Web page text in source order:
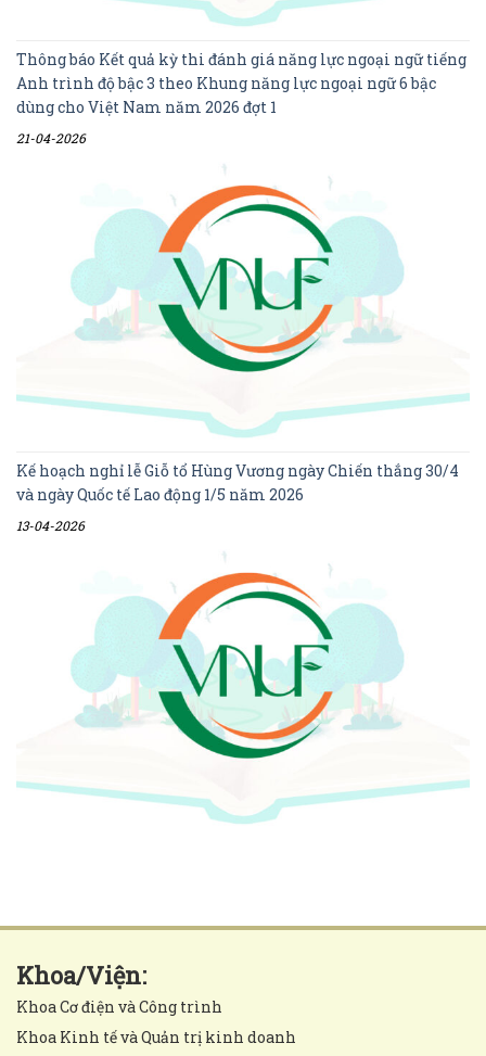
Thông báo Kết quả kỳ thi đánh giá năng lực ngoại ngữ tiếng
Anh trình độ bậc 3 theo Khung năng lực ngoại ngữ 6 bậc
dùng cho Việt Nam năm 2026 đợt 1
21-04-2026
Kế hoạch nghỉ lễ Giỗ tổ Hùng Vương ngày Chiến thắng 30/4
và ngày Quốc tế Lao động 1/5 năm 2026
13-04-2026
Khoa/Viện:
Khoa Cơ điện và Công trình
Khoa Kinh tế và Quản trị kinh doanh